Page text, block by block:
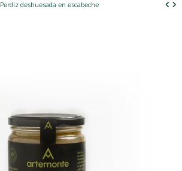
Perdiz deshuesada en escabeche